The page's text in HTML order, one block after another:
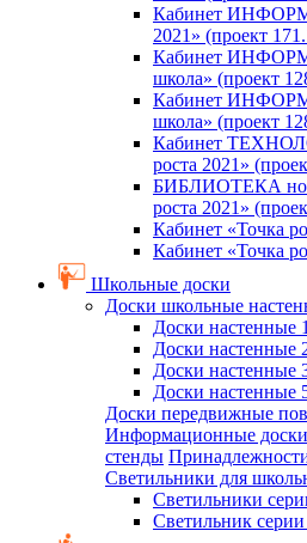
Кабинет
2021» (проект
Кабинет
школа» (проект
Кабинет
школа» (проект
Кабинет
роста 2021»
БИБЛИОТЕКА
роста 2021»
Кабинет «Точка
Кабинет «Точка
Школьные доски
Доски школьные
Доски настенные
Доски настенные
Доски настенные
Доски настенные
Доски передвижные
Информационные
стенды
Светильники для
Светильники
Светильник